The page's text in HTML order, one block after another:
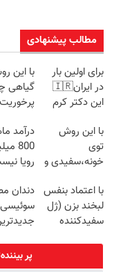
مطالب پیشنهادی
برای اولین بار
در ایران🇮🇷
این دکتر کرم
روزه ساخت!
با این
گیاهی
با این روش
توی
خونه،سفیدی و
برگردون
(40%off)
درآمد
800
رویا
با اعتماد بنفس
لبخند بزن (ژل
سفیدکننده
دندان
سبک و
پر